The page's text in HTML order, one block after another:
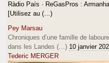
Ràdio País · ReGasPros :
[Utilisez au (…)
Pey Marsau
Chroniques d’une famille de
dans les Landes (…) 10 janvier
Tederic MERGER